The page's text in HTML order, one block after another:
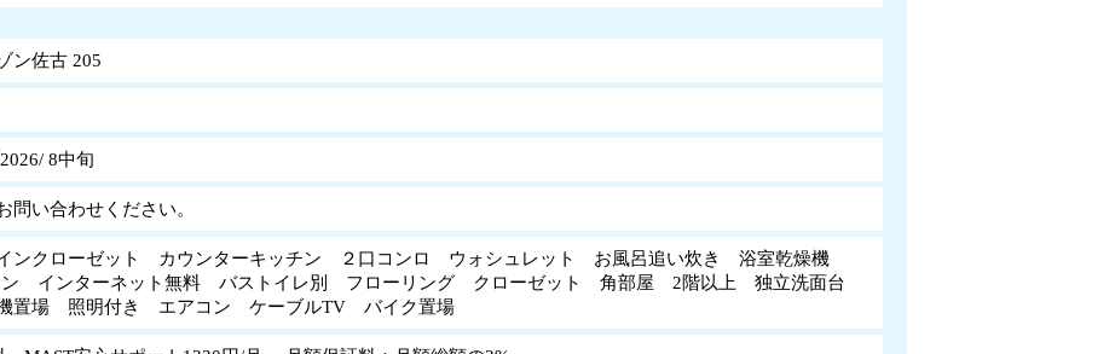
ン佐古 205
8中旬
問い合わせください。
ンクローゼット カウンターキッチン ２口コンロ ウォシュレット お風呂追い炊き 浴室乾燥機
ン インターネット無料 バストイレ別 フローリング クローゼット 角部屋 2階以上 独立洗面台
置場 照明付き エアコン ケーブルTV バイク置場